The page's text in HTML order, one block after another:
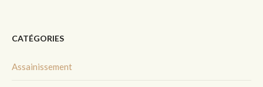
CATÉGORIES
Assainissement